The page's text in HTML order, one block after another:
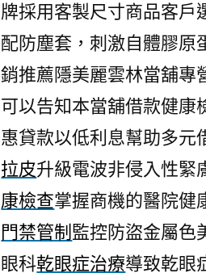
牌採用客製尺寸商品客戶
配防塵套，刺激自體膠原
銷推薦隱美麗雲林當舖專
可以告知本當舖借款健康
惠貸款以低利息幫助多元
拉皮升級電波非侵入性緊
康檢查掌握商機的醫院健
門禁管制 監控防盜金屬色
眼科乾眼症治療導致乾眼